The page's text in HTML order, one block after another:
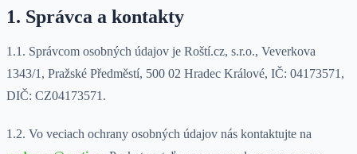
1. Správca a kontakty
1.1. Správcom osobných údajov je Roští.cz, s.r.o., Veverkova
1343/1, Pražské Předměstí, 500 02 Hradec Králové, IČ: 04173571,
DIČ: CZ04173571.
1.2. Vo veciach ochrany osobných údajov nás kontaktujte na